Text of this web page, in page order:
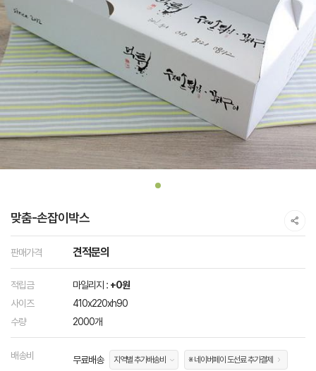
맞춤-손잡이박스
판매가격 견적문의
적립금 마일리지 : +0원
사이즈
410x220xh90
수량
2000개
배송비 무료배송 지역별 추가배송비 ※ 네이버페이 도선료 추가결제